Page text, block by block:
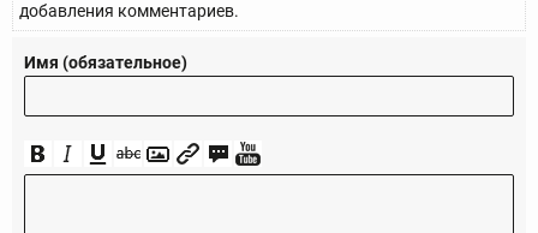
добавления комментариев.
Имя (обязательное)